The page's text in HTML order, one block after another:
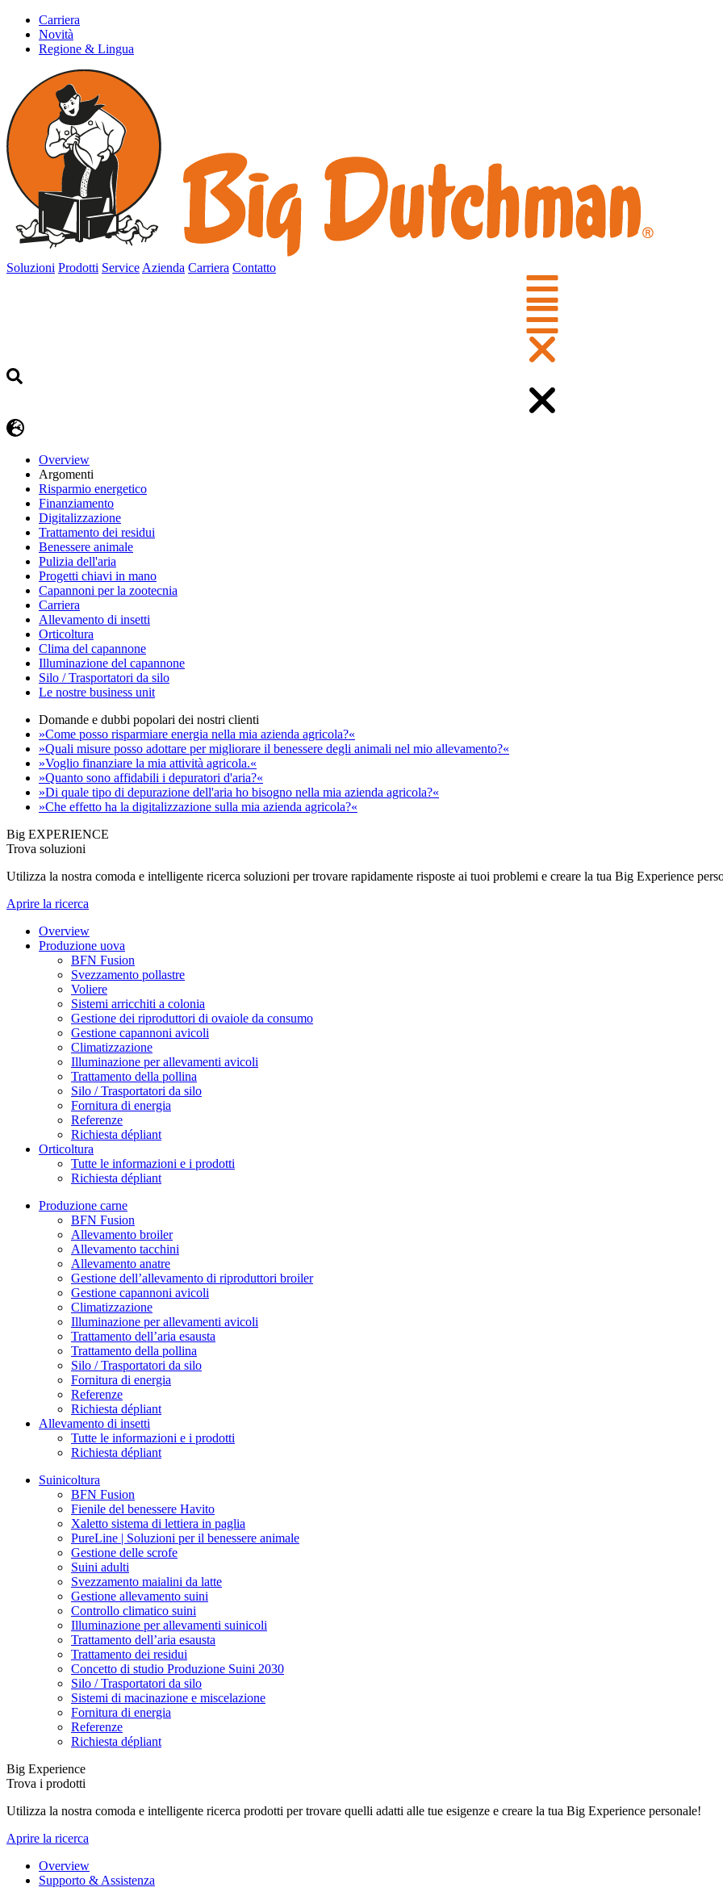
Carriera
Novità
Regione & Lingua
Soluzioni Prodotti Service Azienda Carriera Contatto
Overview
Argomenti
Risparmio energetico
Finanziamento
Digitalizzazione
Trattamento dei residui
Benessere animale
Pulizia dell'aria
Progetti chiavi in mano
Capannoni per la zootecnia
Carriera
Allevamento di insetti
Orticoltura
Clima del capannone
Illuminazione del capannone
Silo / Trasportatori da silo
Le nostre business unit
Domande e dubbi popolari dei nostri clienti
»Come posso risparmiare energia nella mia azienda agricola?«
»Quali misure posso adottare per migliorare il benessere degli animali nel mio allevamento?«
»Voglio finanziare la mia attività agricola.«
»Quanto sono affidabili i depuratori d'aria?«
»Di quale tipo di depurazione dell'aria ho bisogno nella mia azienda agricola?«
»Che effetto ha la digitalizzazione sulla mia azienda agricola?«
Big EXPERIENCE
Trova soluzioni
Utilizza la nostra comoda e intelligente ricerca soluzioni per trovare rapidamente risposte ai tuoi problemi e creare la tua Big Experience
Aprire la ricerca
Overview
Produzione uova
BFN Fusion
Svezzamento pollastre
Voliere
Sistemi arricchiti a colonia
Gestione dei riproduttori di ovaiole da consumo
Gestione capannoni avicoli
Climatizzazione
Illuminazione per allevamenti avicoli
Trattamento della pollina
Silo / Trasportatori da silo
Fornitura di energia
Referenze
Richiesta dépliant
Orticoltura
Tutte le informazioni e i prodotti
Richiesta dépliant
Produzione carne
BFN Fusion
Allevamento broiler
Allevamento tacchini
Allevamento anatre
Gestione dell’allevamento di riproduttori broiler
Gestione capannoni avicoli
Climatizzazione
Illuminazione per allevamenti avicoli
Trattamento dell’aria esausta
Trattamento della pollina
Silo / Trasportatori da silo
Fornitura di energia
Referenze
Richiesta dépliant
Allevamento di insetti
Tutte le informazioni e i prodotti
Richiesta dépliant
Suinicoltura
BFN Fusion
Fienile del benessere Havito
Xaletto sistema di lettiera in paglia
PureLine | Soluzioni per il benessere animale
Gestione delle scrofe
Suini adulti
Svezzamento maialini da latte
Gestione allevamento suini
Controllo climatico suini
Illuminazione per allevamenti suinicoli
Trattamento dell’aria esausta
Trattamento dei residui
Concetto di studio Produzione Suini 2030
Silo / Trasportatori da silo
Sistemi di macinazione e miscelazione
Fornitura di energia
Referenze
Richiesta dépliant
Big Experience
Trova i prodotti
Utilizza la nostra comoda e intelligente ricerca prodotti per trovare quelli adatti alle tue esigenze e creare la tua Big Experience personale!
Aprire la ricerca
Overview
Supporto & Assistenza